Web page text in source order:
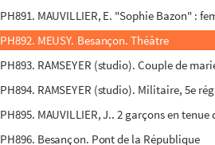
PH891. MAUVILLIER, E. "Sophie Bazon" :
PH892. MEUSY. Besançon. Théâtre
PH893. RAMSEYER (studio). Couple de
PH894. RAMSEYER (studio). Militaire, 5e
PH895. MAUVILLIER, J.. 2 garçons en
PH896. Besançon. Pont de la République